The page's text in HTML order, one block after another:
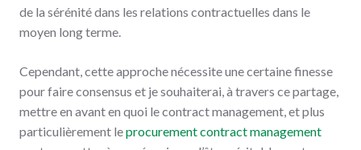
de la sérénité dans les relations contractuelles dans le
moyen long terme.
Cependant, cette approche nécessite une certaine finesse
pour faire consensus et je souhaiterai, à travers ce partage,
mettre en avant en quoi le contract management, et plus
particulièrement leprocurement contract management